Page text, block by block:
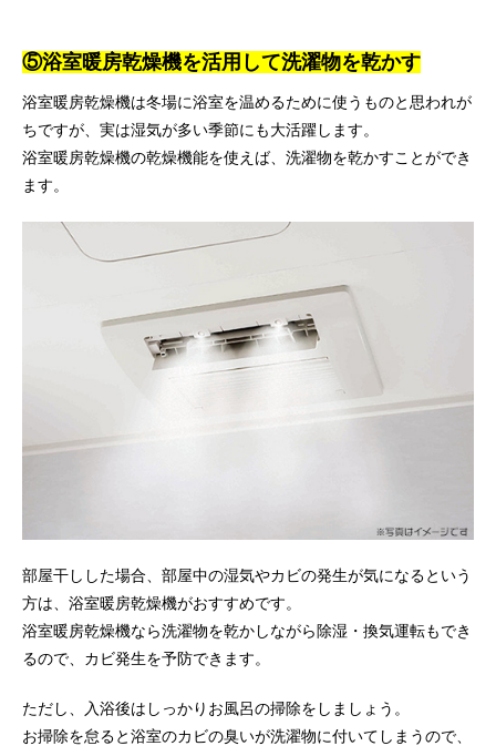
⑤浴室暖房乾燥機を活用して洗濯物を乾かす
浴室暖房乾燥機は冬場に浴室を温めるために使うものと思われが
ちですが、実は湿気が多い季節にも大活躍します。
浴室暖房乾燥機の乾燥機能を使えば、洗濯物を乾かすことができ
ます。
部屋干しした場合、部屋中の湿気やカビの発生が気になるという
方は、浴室暖房乾燥機がおすすめです。
浴室暖房乾燥機なら洗濯物を乾かしながら除湿・換気運転もでき
るので、カビ発生を予防できます。
ただし、入浴後はしっかりお風呂の掃除をしましょう。
お掃除を怠ると浴室のカビの臭いが洗濯物に付いてしまうので、